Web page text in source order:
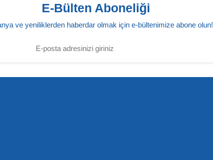
E-Bülten Aboneliği
ve yeniliklerden haberdar olmak için e-bültenimize abone olun!